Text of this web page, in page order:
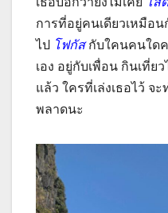
การที่อยู่คนเดียวเหมือ
ไป โฟกัสกับใคนคนใด
เอง อยู่กับเพื่อน กินเที่ย
แล้ว ใครที่เล่งเธอไว้
พลาดนะ